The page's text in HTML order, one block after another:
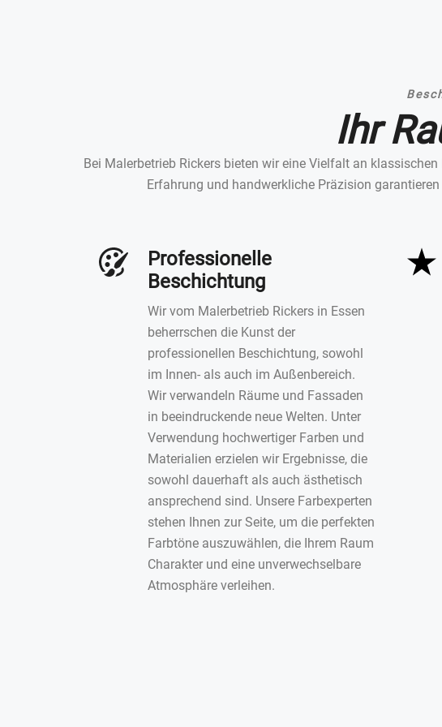
Ihr
Bei Malerbetrieb Rickers bieten wir eine Vielfalt an
Erfahrung und handwerkliche Präzision
Professionelle
Beschichtung
Wir vom Malerbetrieb Rickers in Essen
beherrschen die Kunst der
professionellen Beschichtung, sowohl
im Innen- als auch im Außenbereich.
Wir verwandeln Räume und Fassaden
in beeindruckende neue Welten. Unter
Verwendung hochwertiger Farben und
Materialien erzielen wir Ergebnisse, die
sowohl dauerhaft als auch ästhetisch
ansprechend sind. Unsere Farbexperten
stehen Ihnen zur Seite, um die perfekten
Farbtöne auszuwählen, die Ihrem Raum
Charakter und eine unverwechselbare
Atmosphäre verleihen.